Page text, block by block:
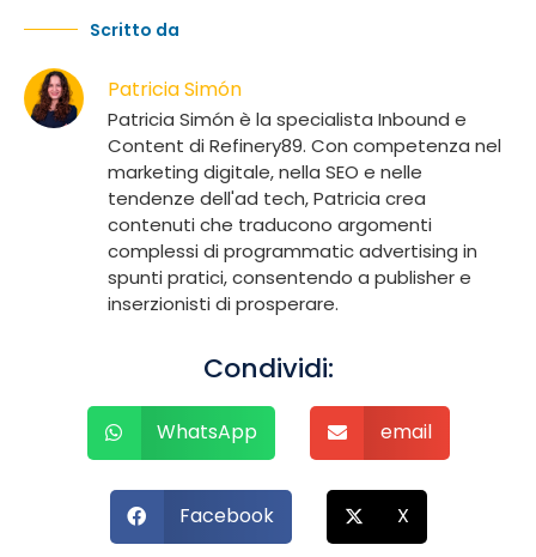
Scritto da
Patricia Simón
Patricia Simón è la specialista Inbound e
Content di Refinery89. Con competenza nel
marketing digitale, nella SEO e nelle
tendenze dell'ad tech, Patricia crea
contenuti che traducono argomenti
complessi di programmatic advertising in
spunti pratici, consentendo a publisher e
inserzionisti di prosperare.
Condividi:
WhatsApp email
Facebook X